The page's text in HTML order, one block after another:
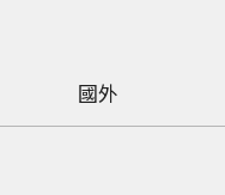
國外